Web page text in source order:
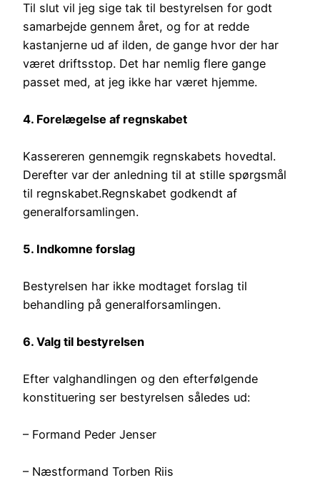
Til slut vil jeg sige tak til bestyrelsen for godt
samarbejde gennem året, og for at redde
kastanjerne ud af ilden, de gange hvor der har
været driftsstop. Det har nemlig flere gange
passet med, at jeg ikke har været hjemme.
4. Forelægelse af regnskabet
Kassereren gennemgik regnskabets hovedtal.
Derefter var der anledning til at stille spørgsmål
til regnskabet.Regnskabet godkendt af
generalforsamlingen.
5. Indkomne forslag
Bestyrelsen har ikke modtaget forslag til
behandling på generalforsamlingen.
6. Valg til bestyrelsen
Efter valghandlingen og den efterfølgende
konstituering ser bestyrelsen således ud:
– Formand Peder Jenser
– Næstformand Torben Riis